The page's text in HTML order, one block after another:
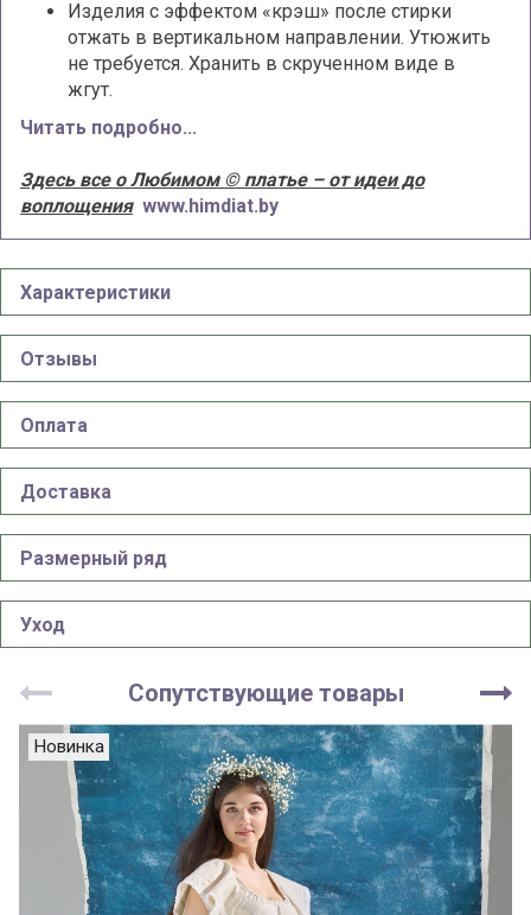
Изделия с эффектом «крэш» после стирки
отжать в вертикальном направлении. Утюжить
не требуется. Хранить в скрученном виде в
жгут.
Читать подробно...
Здесь все о Любимом © платье – от идеи до
воплощения www.himdiat.by
Характеристики
Отзывы
Оплата
Доставка
Размерный ряд
Уход
Сопутствующие товары
Новинка